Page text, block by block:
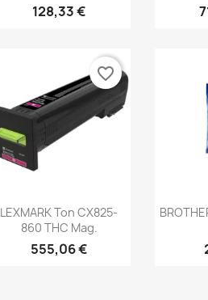
128,33 €
Aperçu rapide
LEXMARK Ton CX825-
860 THC Mag.
555,06 €
favorite_border
